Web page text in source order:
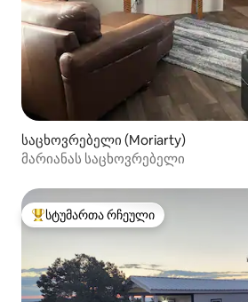
საცხოვრებელი (Moriarty)
მარიანას საცხოვრებელი
სტუმართა რჩეული მოწინავე ვარიანტი
სტუმართა რჩეული